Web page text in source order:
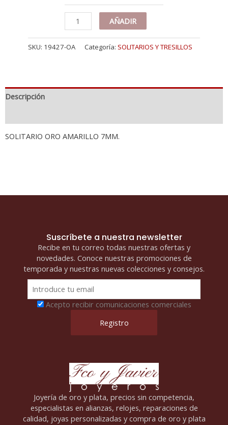
18K
SOLITARIO
ORO
AMARILLO
AÑADIR
SKU: 19427-OA Categoría: SOLITARIOS Y TRESILLOS
Descripción
SOLITARIO ORO AMARILLO 7MM.
Suscríbete a nuestra newsletter
Recibe en tu correo todas nuestras ofertas y
novedades. Conoce nuestras promociones de
temporada y nuestras nuevas colecciones y consejos.
Acepto recibir comunicaciones comerciales
Joyería de oro y plata, precios sin competencia,
especialistas en alianzas, relojes, reparaciones de
calidad, joyas personalizadas y compra de oro y plata